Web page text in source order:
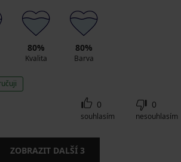
80%
Kvalita
80%
Barva
0
souhlasím
0
nesouhlasím
ZOBRAZIT DALŠÍ 3